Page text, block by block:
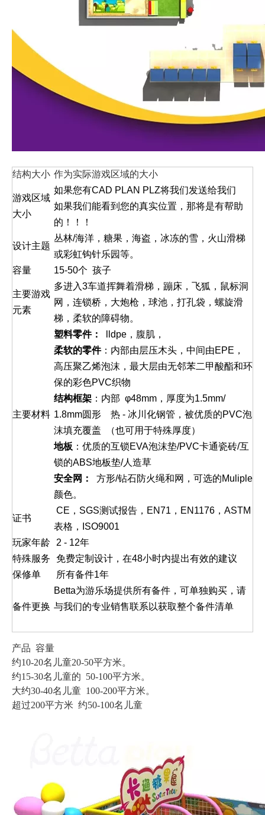
结构大小 作为实际游戏区域的大小
游戏区域
大小
如果您有CAD PLAN PLZ将我们发送给我们
如果我们能看到您的真实位置，那将是有帮助
的！！！
设计主题
丛林/海洋，糖果，海盗，冰冻的雪，火山滑梯
或彩虹钩针乐园等。
容量
15-50个 孩子
主要游戏
元素
多进入3车道挥舞着滑梯，蹦床，飞狐，鼠标洞
网，连锁桥，大炮枪，球池，打孔袋，螺旋滑
梯，柔软的障碍物。
主要材料
塑料零件：
lldpe，腹肌，
柔软的零件：内部由层压木头，中间由EPE，
高压聚乙烯泡沫，最大层由无邻苯二甲酸酯和环
保的彩色PVC织物
结构框架 ：内部 φ48mm，厚度为1.5mm/
1.8mm圆形 热 - 冰川化钢管，被优质的PVC泡
沫填充覆盖 （也可用于特殊厚度）
地板 ：优质的互锁EVA泡沫垫/PVC卡通瓷砖/互
锁的ABS地板垫/人造草
安全网：
方形/钻石防火绳和网，可选的Muliple
颜色。
证书
CE，SGS测试报告，EN71，EN1176，ASTM
表格，ISO9001
玩家年龄
2 - 12年
特殊服务
免费定制设计，在48小时内提出有效的建议
保修单
所有备件1年
备件更换
Betta为游乐场提供所有备件，可单独购买，请
与我们的专业销售联系以获取整个备件清单
产品 容量
约10-20名儿童20-50平方米。
约15-30名儿童的 50-100平方米。
大约30-40名儿童 100-200平方米。
超过200平方米 约50-100名儿童